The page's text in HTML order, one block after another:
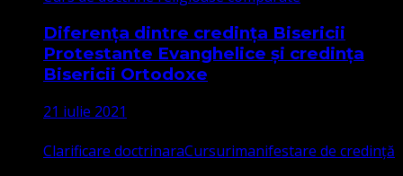
Diferența dintre credința Bisericii
Protestante Evanghelice și credința
Bisericii Ortodoxe
21 iulie 2021
Clarificare doctrinaraCursurimanifestare de credință